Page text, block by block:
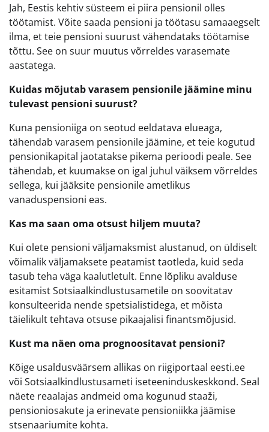
Jah, Eestis kehtiv süsteem ei piira pensionil olles
töötamist. Võite saada pensioni ja töötasu samaaegselt
ilma, et teie pensioni suurust vähendataks töötamise
tõttu. See on suur muutus võrreldes varasemate
aastatega.
Kuidas mõjutab varasem pensionile jäämine minu
tulevast pensioni suurust?
Kuna pensioniiga on seotud eeldatava elueaga,
tähendab varasem pensionile jäämine, et teie kogutud
pensionikapital jaotatakse pikema perioodi peale. See
tähendab, et kuumakse on igal juhul väiksem võrreldes
sellega, kui jääksite pensionile ametlikus
vanaduspensioni eas.
Kas ma saan oma otsust hiljem muuta?
Kui olete pensioni väljamaksmist alustanud, on üldiselt
võimalik väljamaksete peatamist taotleda, kuid seda
tasub teha väga kaalutletult. Enne lõpliku avalduse
esitamist Sotsiaalkindlustusametile on soovitatav
konsulteerida nende spetsialistidega, et mõista
täielikult tehtava otsuse pikaajalisi finantsmõjusid.
Kust ma näen oma prognoositavat pensioni?
Kõige usaldusväärsem allikas on riigiportaal eesti.ee
või Sotsiaalkindlustusameti iseteeninduskeskkond. Seal
näete reaalajas andmeid oma kogunud staaži,
pensioniosakute ja erinevate pensioniikka jäämise
stsenaariumite kohta.